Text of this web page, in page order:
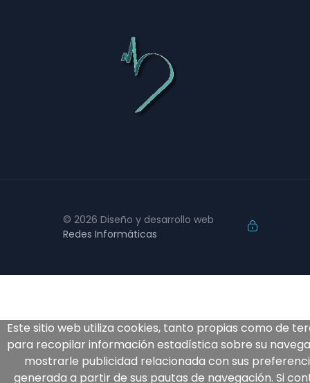
© 2026 Diseño y desarrollo web
Redes Informáticas
Este sitio web utiliza cookies, tanto propias como de
para recopilar información estadística sobre su
mostrarle publicidad relacionada con sus
generada a partir de sus pautas de navegación. Si